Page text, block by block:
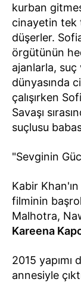
kurban
cinayetin tek
düşerler.
örgütünün
ajanlarla, suç
dünyasında
çalışırken
Savaşı
suçlusu
"Sevginin
Kabir
filminin
Malhotra,
Kareena
2015
annesiyle